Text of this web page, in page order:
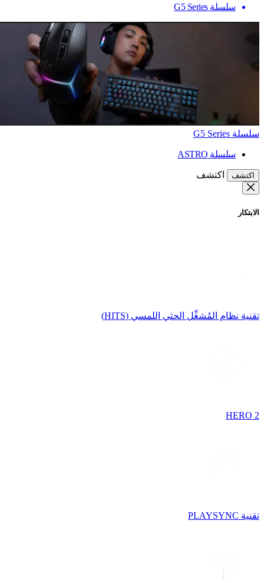
سلسلة G5 Series
سلسلة G5 Series
سلسلة ASTRO
اكتشف اكتشف
الابتكار
تقنية نظام المُشغِّل الحثي اللمسي (HITS)
HERO 2
تقنية PLAYSYNC